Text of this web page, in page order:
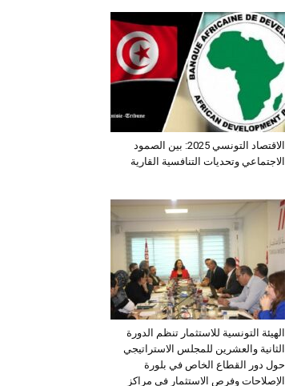
الاقتصاد التونسي 2025: بين الصمود
الاجتماعي وتحديات التنافسية القارية
الهيئة التونسية للاستثمار تنظم الدورة
الثانية والعشرين للمجلس الاستراتيجي
حول دور القطاع الخاص في بلورة
الإصلاحات وفرص الاستثمار في مراكز